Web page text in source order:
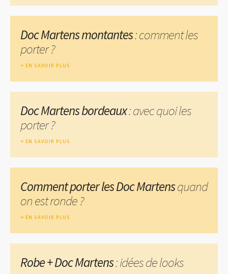
Doc Martens montantes: comment les
porter ?
EN SAVOIR PLUS
Doc Martens bordeaux: avec quoi les
porter ?
EN SAVOIR PLUS
Comment porter les Doc Martensquand
on est ronde ?
EN SAVOIR PLUS
Robe + Doc Martens: idées de looks